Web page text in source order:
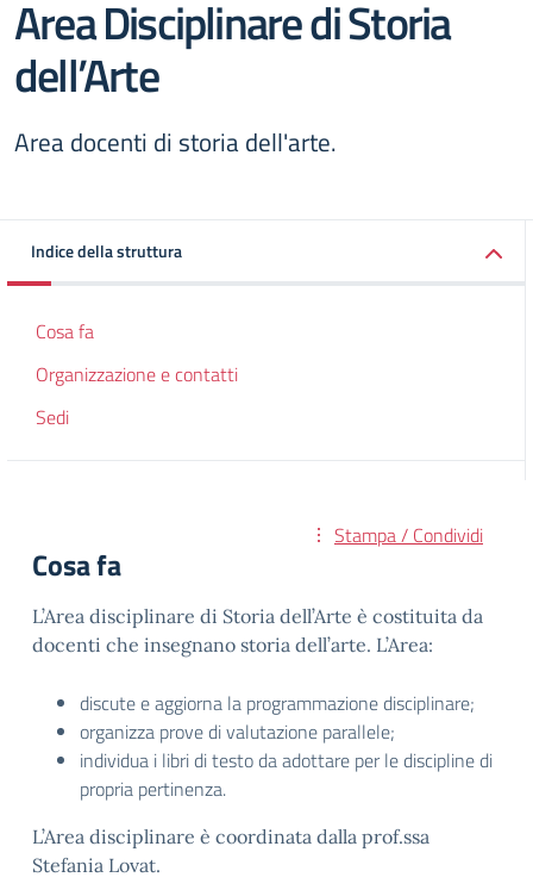
Area Disciplinare di Storia
dell’Arte
Area docenti di storia dell'arte.
Indice della struttura
Cosa fa
Organizzazione e contatti
Sedi
Stampa / Condividi
Cosa fa
L’Area disciplinare di Storia dell’Arte è costituita da
docenti che insegnano storia dell’arte. L’Area:
discute e aggiorna la programmazione disciplinare;
organizza prove di valutazione parallele;
individua i libri di testo da adottare per le discipline di
propria pertinenza.
L’Area disciplinare è coordinata dalla prof.ssa
Stefania Lovat.